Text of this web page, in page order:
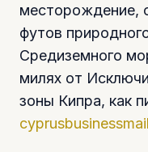
месторождение,
футов
Средиземного
милях от
зоны Кипра, как